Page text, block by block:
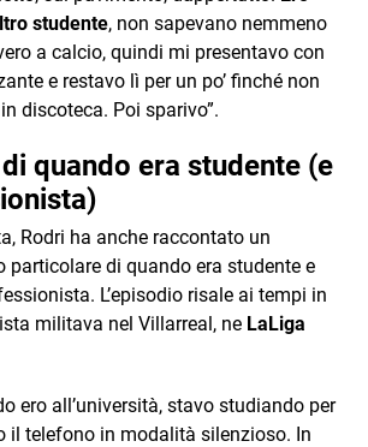
studente, non sapevano nemmeno
a calcio, quindi mi presentavo con
e restavo lì per un po’ finché non
discoteca. Poi sparivo”.
di quando era studente (e
Rodri ha anche raccontato un
particolare di quando era studente e
L’episodio risale ai tempi in
militava nel Villarreal, ne LaLiga
ero all’università, stavo studiando per
il telefono in modalità silenzioso. In